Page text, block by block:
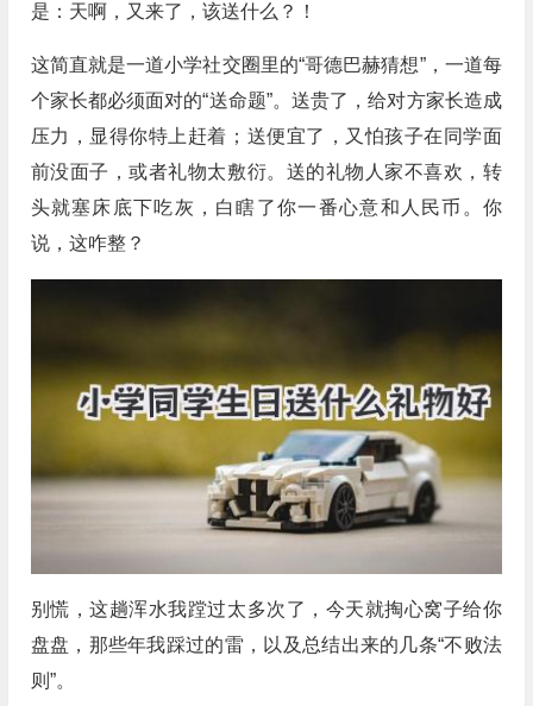
是：天啊，又来了，该送什么？！
这简直就是一道小学社交圈里的“哥德巴赫猜想”，一道每
个家长都必须面对的“送命题”。送贵了，给对方家长造成
压力，显得你特上赶着；送便宜了，又怕孩子在同学面
前没面子，或者礼物太敷衍。送的礼物人家不喜欢，转
头就塞床底下吃灰，白瞎了你一番心意和人民币。你
说，这咋整？
别慌，这趟浑水我蹚过太多次了，今天就掏心窝子给你
盘盘，那些年我踩过的雷，以及总结出来的几条“不败法
则”。